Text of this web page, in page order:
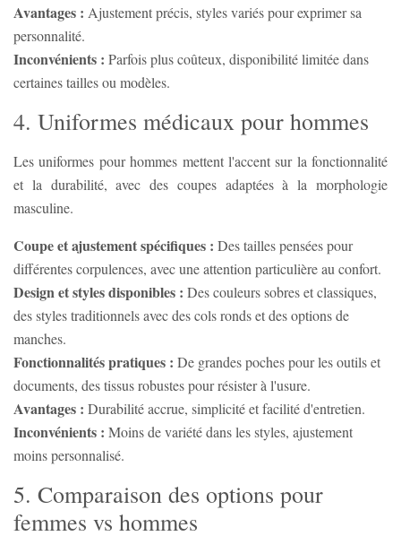
Avantages : Ajustement précis, styles variés pour exprimer sa
personnalité.
Inconvénients : Parfois plus coûteux, disponibilité limitée dans
certaines tailles ou modèles.
4. Uniformes médicaux pour hommes
Les uniformes pour hommes mettent l'accent sur la fonctionnalité
et la durabilité, avec des coupes adaptées à la morphologie
masculine.
Coupe et ajustement spécifiques : Des tailles pensées pour
différentes corpulences, avec une attention particulière au confort.
Design et styles disponibles : Des couleurs sobres et classiques,
des styles traditionnels avec des cols ronds et des options de
manches.
Fonctionnalités pratiques : De grandes poches pour les outils et
documents, des tissus robustes pour résister à l'usure.
Avantages : Durabilité accrue, simplicité et facilité d'entretien.
Inconvénients : Moins de variété dans les styles, ajustement
moins personnalisé.
5. Comparaison des options pour
femmes vs hommes